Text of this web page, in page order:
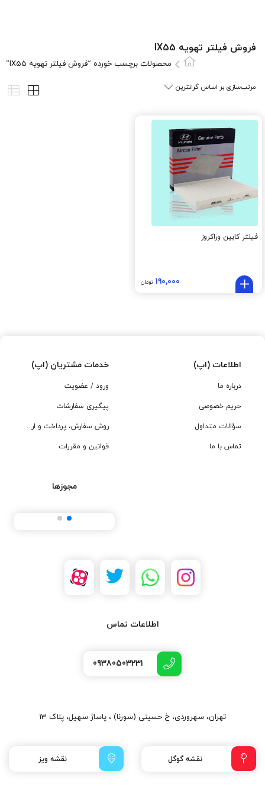
فروش فیلتر تهویه IX55
محصولات برچسب خورده “فروش فیلتر تهویه IX55”
فیلتر کابین وراکروز
۱۹۰,۰۰۰ تومان
اطلاعات (اپ)
درباره ما
حریم خصوصی
سؤالات متداول
تماس با ما
خدمات مشتریان (اپ)
ورود / عضویت
پیگیری سفارشات
روش سفارش، پرداخت و ارسال
قوانین و مقررات
مجوزها
اطلاعات تماس
09380503231
تهران، سهروردی، خ حسینی (سورنا) ، پاساژ سهیل، پلاک 13
نقشه گوگل نقشه ویز